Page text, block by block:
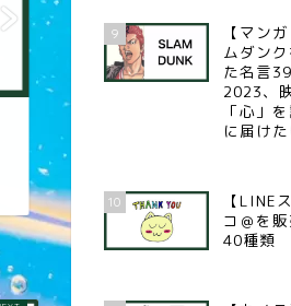
【名言】青年・壮年・老年（イ
ギリスの政治家 ベンジャミ
ン・ディズレーリ）
9
【マン
ムダン
た名言
2023、
「心」
に届け
10
【LINE
コ＠を
40種類